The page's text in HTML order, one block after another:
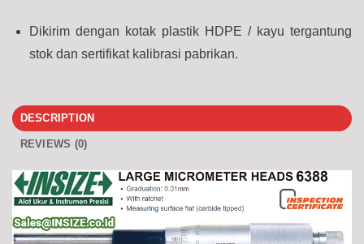
Dikirim dengan kotak plastik HDPE / kayu tergantung
stok dan sertifikat kalibrasi pabrikan.
DESCRIPTION
REVIEWS (0)